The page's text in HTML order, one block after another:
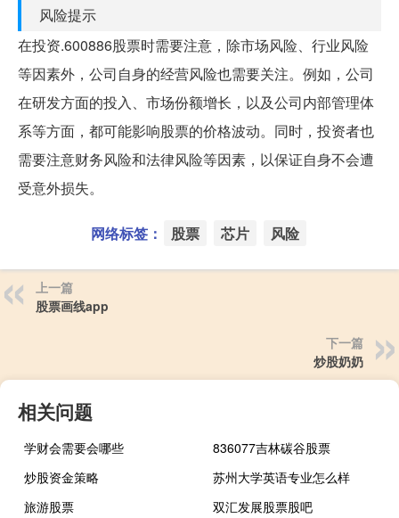
风险提示
在投资.600886股票时需要注意，除市场风险、行业风险
等因素外，公司自身的经营风险也需要关注。例如，公司
在研发方面的投入、市场份额增长，以及公司内部管理体
系等方面，都可能影响股票的价格波动。同时，投资者也
需要注意财务风险和法律风险等因素，以保证自身不会遭
受意外损失。
网络标签： 股票 芯片 风险
上一篇
股票画线app
下一篇
炒股奶奶
相关问题
学财会需要会哪些
836077吉林碳谷股票
炒股资金策略
苏州大学英语专业怎么样
旅游股票
双汇发展股票股吧